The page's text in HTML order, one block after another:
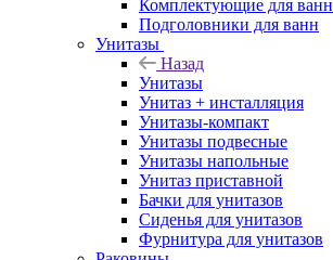
Комплектующие для ванн
Подголовники для ванн
Унитазы
Назад
Унитазы
Унитаз + инсталляция
Унитазы-компакт
Унитазы подвесные
Унитазы напольные
Унитаз приставной
Бачки для унитазов
Сиденья для унитазов
Фурнитура для унитазов